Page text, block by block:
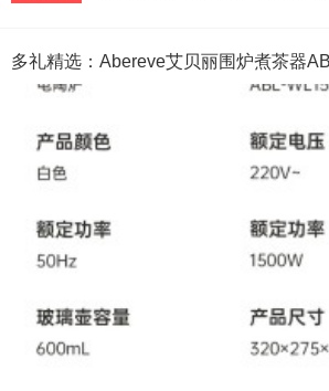
多礼精选：Abereve艾贝丽围炉煮茶器